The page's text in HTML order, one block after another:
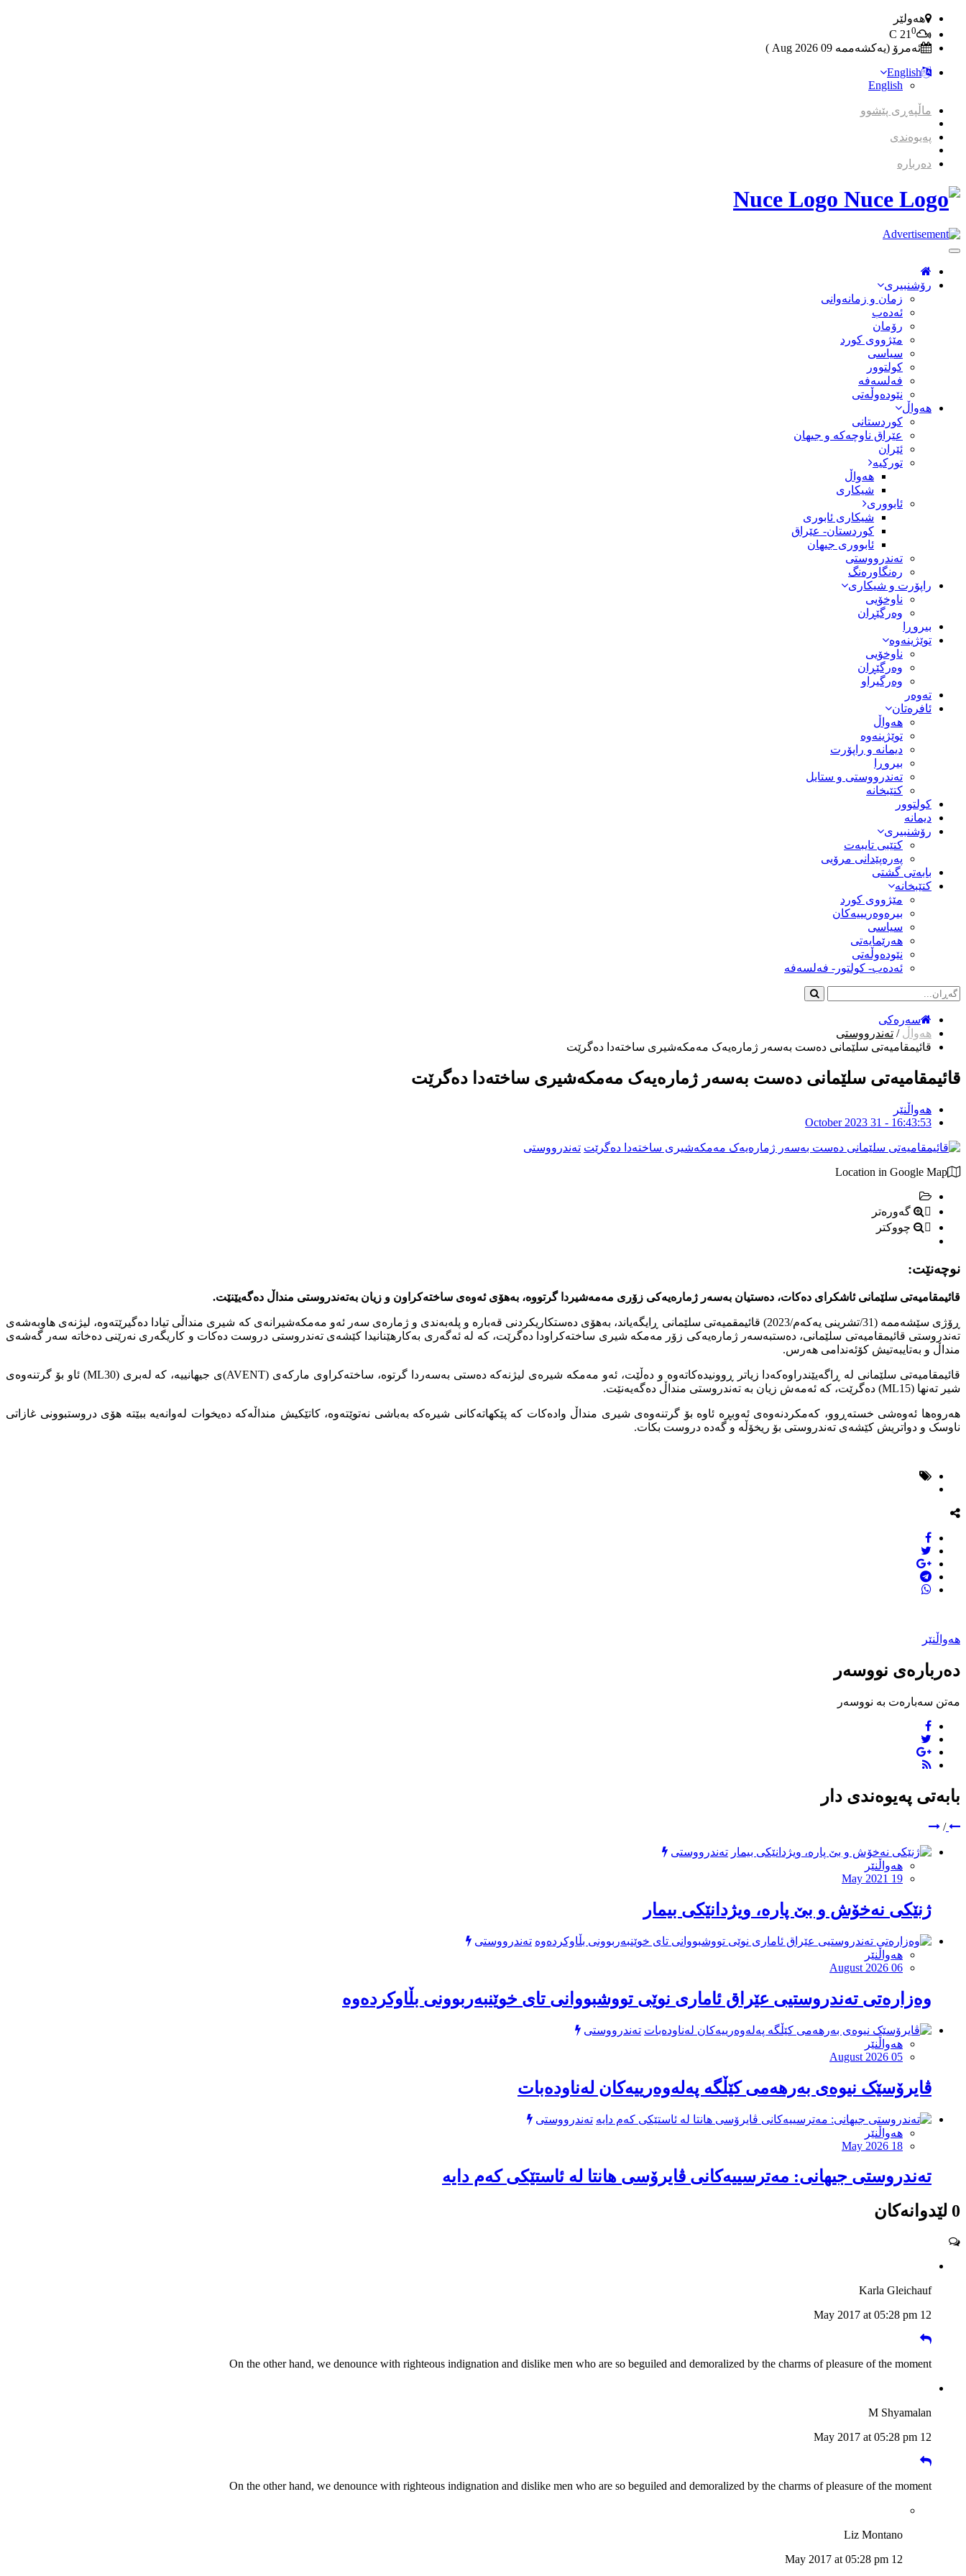
هەولێر
21 0
ئەمرۆ (یەکشەممە 09 2026 Aug )
English
English
ماڵپەڕی پێشوو
پەیوەندی
دەربارە
Nuce Logo
Toggle
Navigation
رۆشنبیری
زمان و زمانه‌وانی
ئەدەب
رۆمان
مێژووى کورد
سیاسى
کولتوور
فەلسەفە
نێودەوڵەتی
هەواڵ
کوردستانی
عێراق ناوچەکە و جیهان
ئێران
تورکیە
هەواڵ
شیکاری
ئابووری
شیکاری ئابوری
کوردستان- عێراق
ئابووری جیهان
تەندرووستی
رەنگاورەنگ
راپۆرت و شیکاری
ناوخۆیی
وەرگێڕان
بیروڕا
توێژینەوە
ناوخۆیی
وەرگێڕان
وەرگیراو
تەوەر
ئافرەتان
هەواڵ
توێژینەوە
دیمانە و راپۆرت
بیروڕا
تەندرووستی و ستایل
کتێبخانە
کولتوور
دیمانە
رۆشنبیری
کتێبی تایبەت
پەرەپێدانی مرۆیی
بابەتی گشتی
کتێبخانە
مێژووى کورد
بیرەوەریییەکان
سیاسى
هەرێمایەتی
نێودەوڵەتی
ئەدەب- کولتور- فەلسەفە
سەرەکی
هەواڵ / تەندرووستی
قائیمقامیەتی سلێمانی دەست بەسەر ژمارەیەک مەمکەشیری ساختەدا دەگرێت
قائیمقامیەتی سلێمانی دەست بەسەر ژمارەیەک مەمکەشیری ساختەدا دەگرێت
هەواڵنێر
October 2023 31 - 16:43:53
تەندرووستی
Location in Google Map
گەورەتر
چووکتر
نوچەنێت:
قائیمقامیەتی سلێمانی ئاشکرای دەکات، دەستیان بەسەر ژمارەیەکی زۆری مەمەشیردا گرتووە، بەھۆی ئەوەی ساختەکراون و زیان بەتەندروستی منداڵ دەگەیێنێت.
ڕۆژی سێشەممە (31/تشرینی یەکەم/2023) قائیمقمیەتی سلێمانی ڕایگەیاند، بەھۆی دەستکاریکردنی قەبارە و پلەبەندی و ژمارەی سەر ئەو مەمکەشیرانەی کە شیری منداڵی تیادا دەگیرێتەوە، لیژنەی ھاوبەشەی
تەندروستی قائیمقامیەتی سلێمانی، دەستبەسەر ژمارەیەکی زۆر مەمکە شیری ساختەکراودا دەگرێت، کە لە ئەگەری بەکارھێنانیدا کێشەی تەندروستی دروست دەکات و کاریگەری نەرێنی دەخاتە سەر گەشەی
منداڵ و بەتایبەتیش کۆئەندامی ھەرس.
قائیمقامیەتی سلێمانی لە ڕاگەیێندراوەکەدا زیاتر ڕوونیدەکاتەوە و دەڵێت، ئەو مەمکە شیرەی لیژنەکە دەستی بەسەردا گرتوە، ساختەکراوی مارکەی (AVENT)ی جیھانییە، کە لەبری (ML30) ئاو بۆ گرتنەوەی
شیر تەنھا (ML15) دەگرێت، کە ئەمەش زیان بە تەندروستی منداڵ دەگەیەنێت.
ھەروەھا ئەوەشی خستەڕوو، کەمکردنەوەی ئەوبڕە ئاوە بۆ گرتنەوەی شیری منداڵ وادەکات کە پێکھاتەکانی شیرەکە بەباشی نەتوێتەوە، کاتێکیش منداڵەکە دەیخوات لەوانەیە ببێتە ھۆی دروستبوونی غازاتی
ناوسک و دواتریش کێشەی تەندروستی بۆ ریخۆڵە و گەدە دروست بکات.
هەواڵنێر
دەربارەی نووسەر
مەتن سەبارەت بە نووسەر
بابەتی پەیوەندی دار
/
تەندرووستی
هەواڵنێر
May 2021 19
ژنێکی نەخۆش و بێ پارە، ویژدانێکی بیمار
تەندرووستی
هەواڵنێر
August 2026 06
وەزارەتی تەندروستیی عێراق ئاماری نوێی تووشبووانی تای خوێنبەربوونی بڵاوکردەوە
تەندرووستی
هەواڵنێر
August 2026 05
ڤایرۆسێک نیوەی بەرهەمی کێڵگە پەلەوەرییەکان لەناودەبات
تەندرووستی
هەواڵنێر
May 2026 18
تەندروستی جیهانی: مەترسییەکانی ڤایرۆسی هانتا لە ئاستێکی کەم دایە
0 لێدوانەکان
Karla Gleichauf
12 May 2017 at 05:28 pm
On the other hand, we denounce with righteous indignation and dislike men who are so beguiled and demoralized by the charms of pleasure of the moment
M Shyamalan
12 May 2017 at 05:28 pm
On the other hand, we denounce with righteous indignation and dislike men who are so beguiled and demoralized by the charms of pleasure of the moment
Liz Montano
12 May 2017 at 05:28 pm